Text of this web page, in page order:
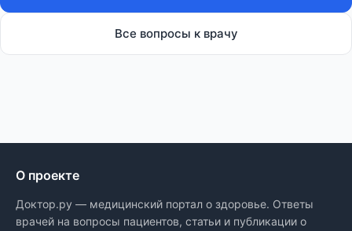
Все вопросы к врачу
О проекте
Доктор.ру — медицинский портал о здоровье. Ответы
врачей на вопросы пациентов, статьи и публикации о